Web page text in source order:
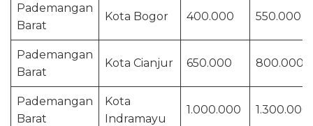
Pademangan
Barat
Kota Bogor 400.000 550.000
Pademangan
Barat
Kota Cianjur 650.000 800.000
Pademangan
Barat
Kota
Indramayu
1.000.000 1.300.000